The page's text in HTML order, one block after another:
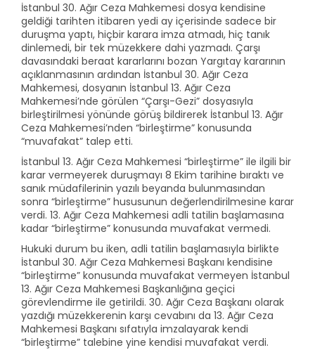
İstanbul 30. Ağır Ceza Mahkemesi dosya kendisine
geldiği tarihten itibaren yedi ay içerisinde sadece bir
duruşma yaptı, hiçbir karara imza atmadı, hiç tanık
dinlemedi, bir tek müzekkere dahi yazmadı. Çarşı
davasındaki beraat kararlarını bozan Yargıtay kararının
açıklanmasının ardından İstanbul 30. Ağır Ceza
Mahkemesi, dosyanın İstanbul 13. Ağır Ceza
Mahkemesi’nde görülen “Çarşı-Gezi” dosyasıyla
birleştirilmesi yönünde görüş bildirerek İstanbul 13. Ağır
Ceza Mahkemesi’nden “birleştirme” konusunda
“muvafakat” talep etti.
İstanbul 13. Ağır Ceza Mahkemesi “birleştirme” ile ilgili bir
karar vermeyerek duruşmayı 8 Ekim tarihine bıraktı ve
sanık müdafilerinin yazılı beyanda bulunmasından
sonra “birleştirme” hususunun değerlendirilmesine karar
verdi. 13. Ağır Ceza Mahkemesi adli tatilin başlamasına
kadar “birleştirme” konusunda muvafakat vermedi.
Hukuki durum bu iken, adli tatilin başlamasıyla birlikte
İstanbul 30. Ağır Ceza Mahkemesi Başkanı kendisine
“birleştirme” konusunda muvafakat vermeyen İstanbul
13. Ağır Ceza Mahkemesi Başkanlığına geçici
görevlendirme ile getirildi. 30. Ağır Ceza Başkanı olarak
yazdığı müzekkerenin karşı cevabını da 13. Ağır Ceza
Mahkemesi Başkanı sıfatıyla imzalayarak kendi
“birleştirme” talebine yine kendisi muvafakat verdi.